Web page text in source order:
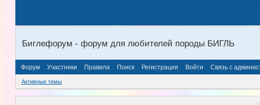
Биглефорум - форум для любителей породы БИГЛЬ
Форум Участники Правила Поиск Регистрация Войти Связь с
Активные темы